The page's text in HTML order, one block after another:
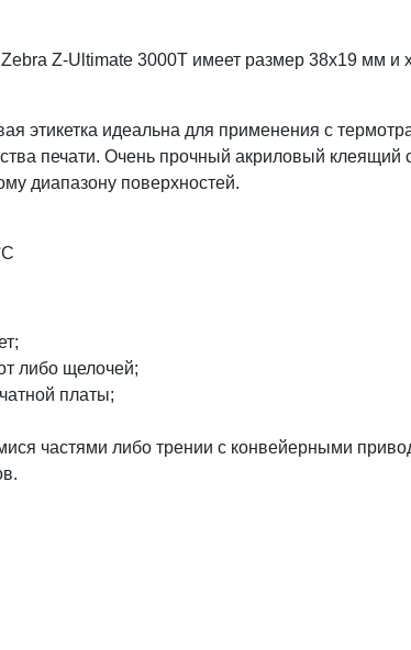
Z-Ultimate 3000T имеет размер 38x19 мм и
этикетка идеальна для применения с
печати. Очень прочный акриловый клеящий
диапазону поверхностей.
либо щелочей;
платы;
частями либо трении с конвейерными